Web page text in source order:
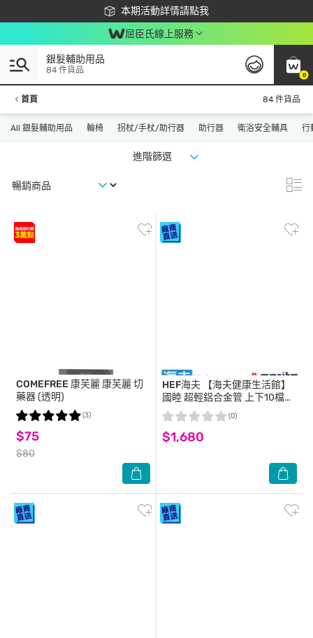
本期活動詳情請點我
下載app最高回饋$350
屈臣氏線上服務
0
銀髮輔助用品
84 件貨品
首頁 84 件貨品
All 銀髮輔助用品 輪椅 拐杖/手杖/助行器 助行器 衛浴安全輔具 行
進階篩選
COMEFREE 康芙麗 康芙麗 切
藥器 (透明)
$75
$80
(3)
HEF海夫 【海夫健康生活館】
國睦 超輕鋁合金管 上下10檔可
調 槍型拐 宇宙紫(W515)
$1,680
(0)